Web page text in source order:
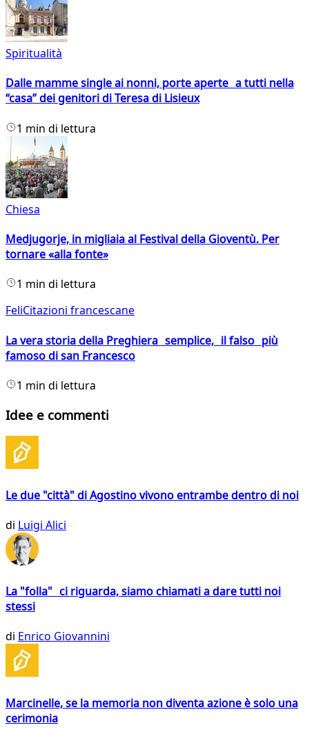
Spiritualità
Dalle mamme single ai nonni, porte aperte a tutti nella
“casa” dei genitori di Teresa di Lisieux
1 min di lettura
Chiesa
Medjugorje, in migliaia al Festival della Gioventù. Per
tornare «alla fonte»
1 min di lettura
FeliCitazioni francescane
La vera storia della Preghiera semplice, il falso più
famoso di san Francesco
1 min di lettura
Idee e commenti
Le due "città" di Agostino vivono entrambe dentro di noi
di Luigi Alici
La "folla" ci riguarda, siamo chiamati a dare tutti noi
stessi
di Enrico Giovannini
Marcinelle, se la memoria non diventa azione è solo una
cerimonia